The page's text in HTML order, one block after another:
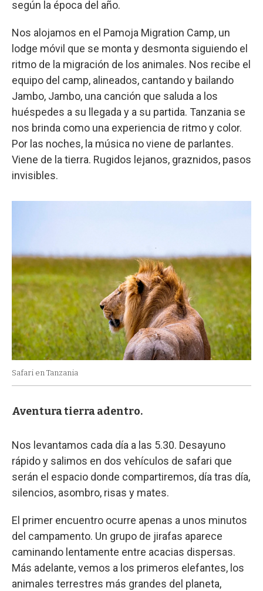
según la época del año.
Nos alojamos en el Pamoja Migration Camp, un
lodge móvil que se monta y desmonta siguiendo el
ritmo de la migración de los animales. Nos recibe el
equipo del camp, alineados, cantando y bailando
Jambo, Jambo, una canción que saluda a los
huéspedes a su llegada y a su partida. Tanzania se
nos brinda como una experiencia de ritmo y color.
Por las noches, la música no viene de parlantes.
Viene de la tierra. Rugidos lejanos, graznidos, pasos
invisibles.
Safari en Tanzania
Aventura tierra adentro.
Nos levantamos cada día a las 5.30. Desayuno
rápido y salimos en dos vehículos de safari que
serán el espacio donde compartiremos, día tras día,
silencios, asombro, risas y mates.
El primer encuentro ocurre apenas a unos minutos
del campamento. Un grupo de jirafas aparece
caminando lentamente entre acacias dispersas.
Más adelante, vemos a los primeros elefantes, los
animales terrestres más grandes del planeta,